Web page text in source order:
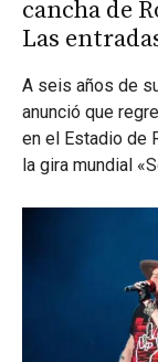
cancha de
Las
A seis años de
anunció que
en el Estadio de
la gira mundial